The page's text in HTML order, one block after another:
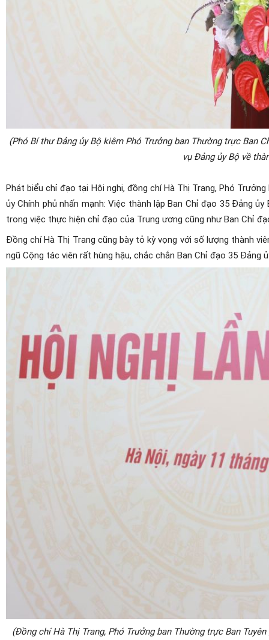
(Phó Bí thư Đảng ủy Bộ kiêm Phó Trưởng ban Thường trực Ban
vụ Đảng ủy Bộ về
Phát biểu chỉ đạo tại Hội nghị, đồng chí Hà Thị Trang, Phó
ủy Chính phủ nhấn mạnh: Việc thành lập Ban Chỉ đạo 35 Đảng
trong việc thực hiện chỉ đạo của Trung ương cũng như Ban Chỉ
Đồng chí Hà Thị Trang cũng bày tỏ kỳ vọng với số lượng thành
ngũ Cộng tác viên rất hùng hậu, chắc chắn Ban Chỉ đạo 35
(Đồng chí Hà Thị Trang, Phó Trưởng ban Thường trực Ban